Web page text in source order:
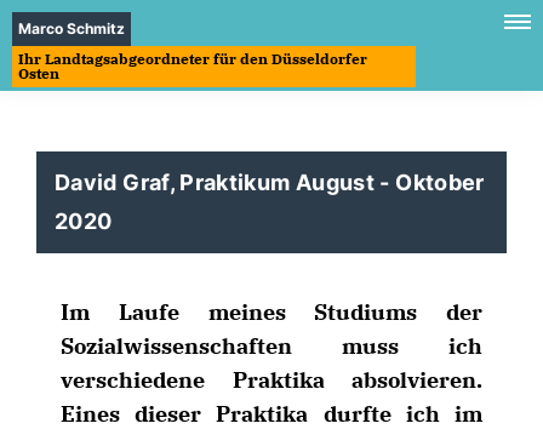
Marco Schmitz
Ihr Landtagsabgeordneter für den Düsseldorfer
Osten
David Graf, Praktikum August - Oktober
2020
Im Laufe meines Studiums der
Sozialwissenschaften muss ich
verschiedene Praktika absolvieren.
Eines dieser Praktika durfte ich im